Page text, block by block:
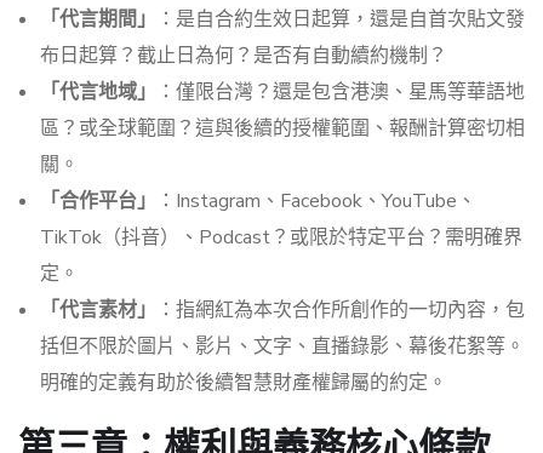
「代言期間」
：是自合約生效日起算，還是自首次貼文發
布日起算？截止日為何？是否有自動續約機制？
「代言地域」
：僅限台灣？還是包含港澳、星馬等華語地
區？或全球範圍？這與後續的授權範圍、報酬計算密切相
關。
「合作平台」
：Instagram、Facebook、YouTube、
TikTok（抖音）、Podcast？或限於特定平台？需明確界
定。
「代言素材」
：指網紅為本次合作所創作的一切內容，包
括但不限於圖片、影片、文字、直播錄影、幕後花絮等。
明確的定義有助於後續智慧財產權歸屬的約定。